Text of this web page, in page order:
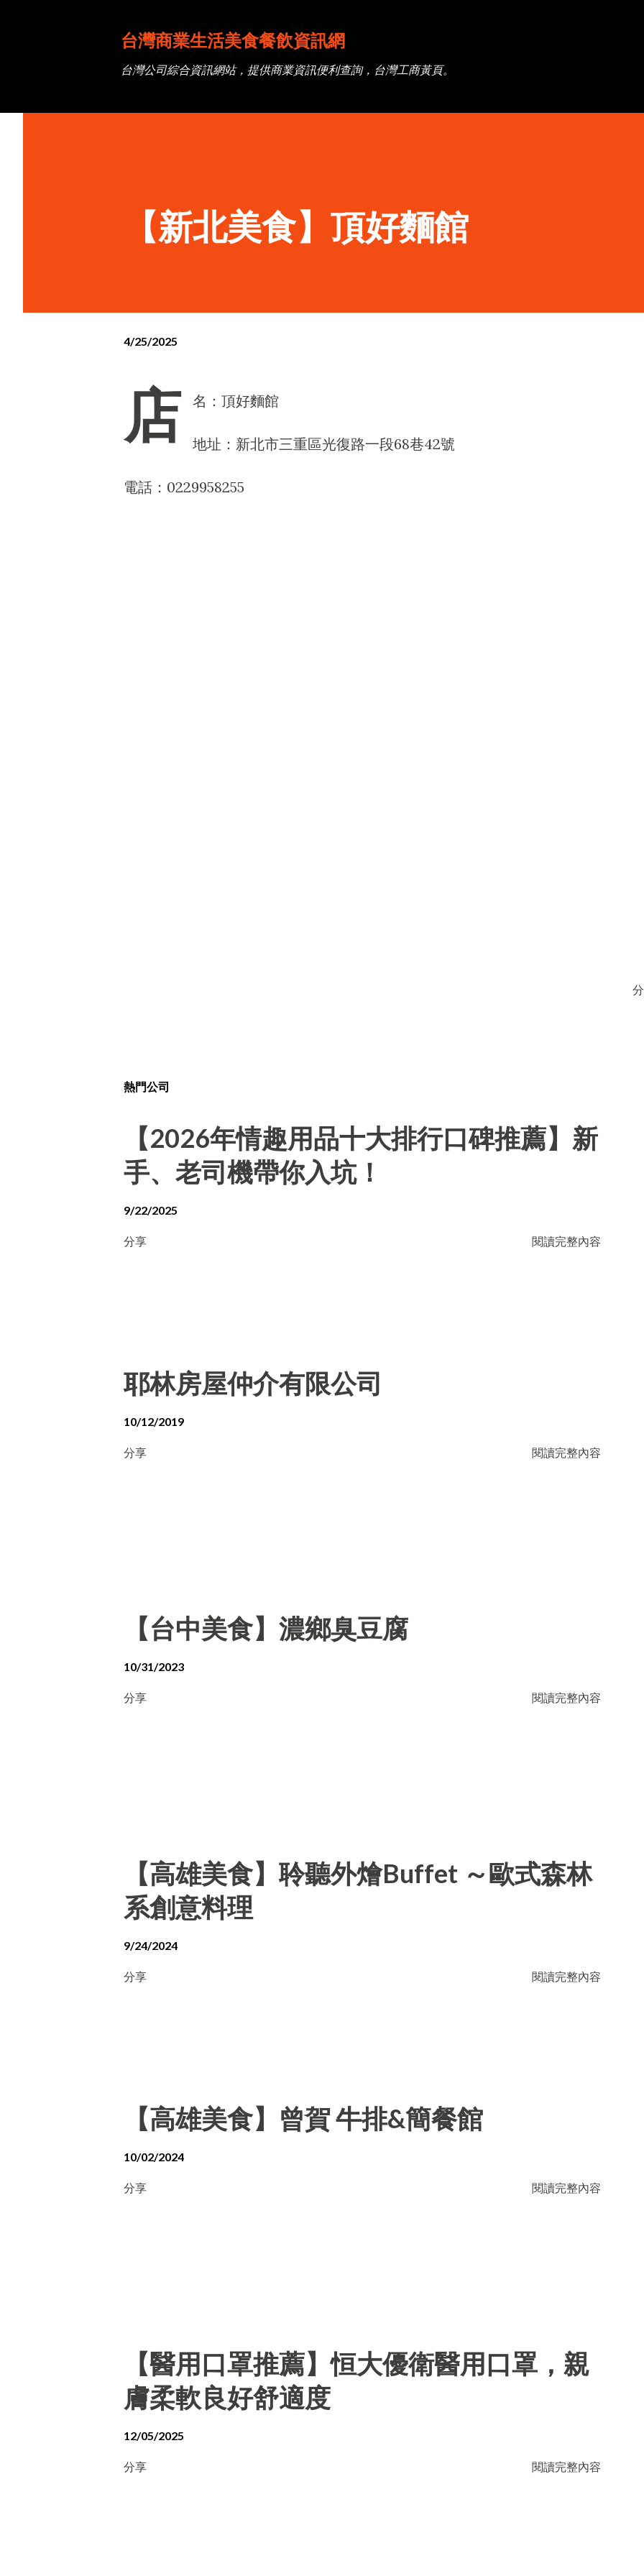
台灣商業生活美食餐飲資訊網
台灣公司綜合資訊網站，提供商業資訊便利查詢，台灣工商黃頁。
【新北美食】頂好麵館
4/25/2025
店 名：頂好麵館
地址：新北市三重區光復路一段68巷42號
電話：0229958255
熱門公司
【2026年情趣用品十大排行口碑推薦】新
手、老司機帶你入坑！
9/22/2025
分享 閱讀完整內容
耶林房屋仲介有限公司
10/12/2019
分享 閱讀完整內容
【台中美食】濃鄉臭豆腐
10/31/2023
分享 閱讀完整內容
【高雄美食】聆聽外燴Buffet ～歐式森林
系創意料理
9/24/2024
分享 閱讀完整內容
【高雄美食】曾賀 牛排&簡餐館
10/02/2024
分享 閱讀完整內容
【醫用口罩推薦】恒大優衛醫用口罩，親
膚柔軟良好舒適度
12/05/2025
分享 閱讀完整內容